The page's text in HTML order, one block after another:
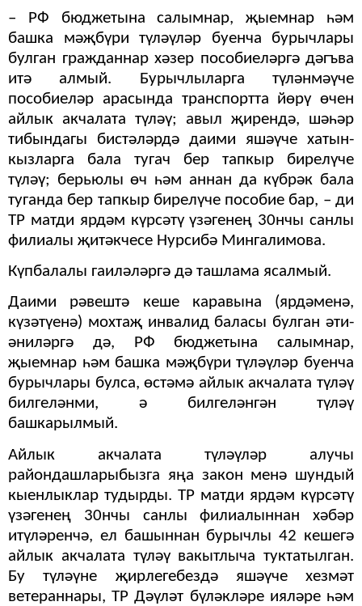
– РФ бюджетына салым­нар, җыемнар һәм
башка мәҗбүри түләүләр буенча бу­рычлары
булган гражданнар хәзер пособиеләргә дәгъва
итә алмый. Бурычлыларга түләнмәүче
пособиеләр ара­сында транспортта йөрү өчен
айлык акчалата түләү; авыл җирендә, шәһәр
тибындагы бистәләрдә даими яшәүче хатын-
кызларга бала тугач бер тапкыр бирелүче
түләү; берьюлы өч һәм аннан да күбрәк бала
туганда бер тап­кыр бирелүче пособие бар, – ди
ТР матди ярдәм күрсәтү үзәгенең 30нчы санлы
фили­алы җитәкчесе Нурсибә Мин­галимова.
Күпбалалы гаиләләргә дә ташлама ясалмый.
Даими рәвештә кеше ка­равына (ярдәменә,
күзәтүенә) мохтаҗ инвалид баласы бул­ган әти-
әниләргә дә, РФ бюд­жетына салымнар,
җыемнар һәм башка мәҗбүри түләүләр буенча
бурычлары булса, өстәмә айлык акчалата түләү
билгеләнми, ә билгеләнгән түләү
башкарылмый.
Айлык акчалата түләүләр алучы
райондашларыбызга яңа закон менә шундый
кы­енлыклар тудырды. ТР мат­ди ярдәм күрсәтү
үзәгенең 30нчы санлы филиалыннан хәбәр
итүләренчә, ел башын­нан бурычлы 42 кешегә
ай­лык акчалата түләү вакытлы­ча туктатылган.
Бу түләүне җирлегебездә яшәүче хезмәт
ветераннары, ТР Дәүләт бүләкләре ияләре һәм